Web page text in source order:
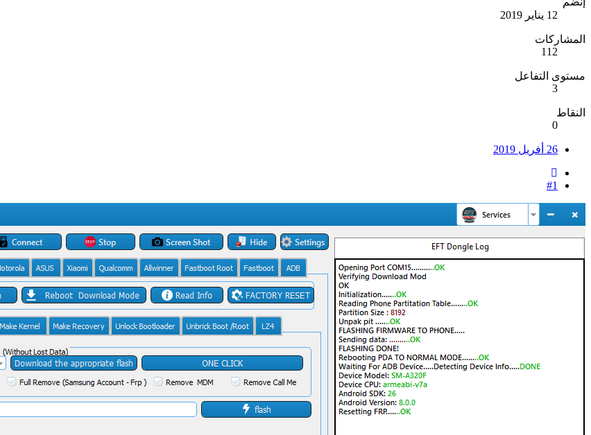
12 يناير 2019
المشاركات
112
مستوى التفاعل
3
النقاط
0
26 أفريل 2019
#1